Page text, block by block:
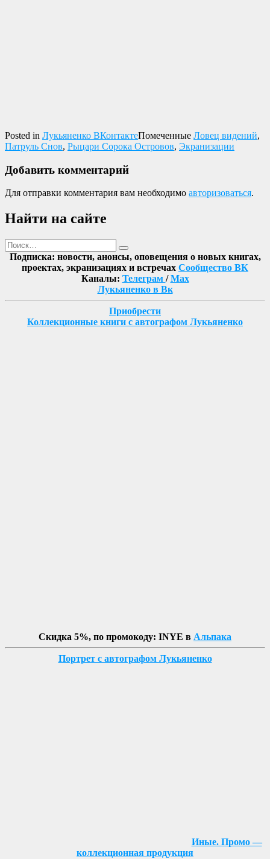
Posted in Лукьяненко ВКонтактеПомеченные Ловец видений,
Патруль Снов, Рыцари Сорока Островов, Экранизации
Добавить комментарий
Для отправки комментария вам необходимо авторизоваться.
Найти на сайте
Поиск
Найти
Подписка: новости, анонсы, оповещения о новых книгах,
проектах, экранизациях и встречах Сообщество ВК
Каналы: Телеграм /Max
Лукьяненко в Вк
Приобрести
Коллекционные книги с автографом Лукьяненко
Скидка 5%, по промокоду: INYE в Альпака
Портрет с автографом Лукьяненко
Иные. Промо —
коллекционная продукция